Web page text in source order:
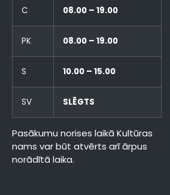
C 08.00 – 19.00
PK 08.00 – 19.00
S 10.00 – 15.00
SV SLĒGTS
Pasākumu norises laikā Kultūras
nams var būt atvērts arī ārpus
norādītā laika.